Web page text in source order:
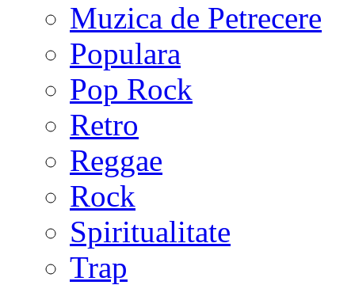
Muzica de Petrecere
Populara
Pop Rock
Retro
Reggae
Rock
Spiritualitate
Trap